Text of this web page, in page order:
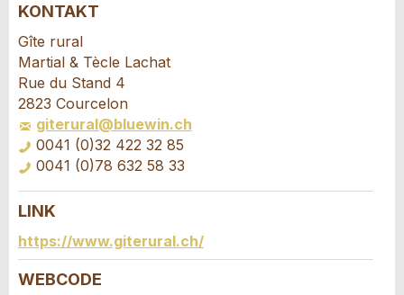
Anzeige beanstanden
Ihr Feedback wird sehr geschätzt!
Allgemeines Feedback
Anzeige nicht mehr gültig
Anzeige unvollständig
Anzeige weiterempfehlen
Empfehlen Sie diese Anzeige an Freunde weiter.
KONTAKT
Gîte rural
Martial & Tècle Lachat
Rue du Stand 4
2823 Courcelon
giterural@bluewin.ch
0041 (0)32 422 32 85
0041 (0)78 632 58 33
Buchungsanfrage
Verfassen Sie eine Nachricht für die
LINK
https://www.giterural.ch/
WEBCODE